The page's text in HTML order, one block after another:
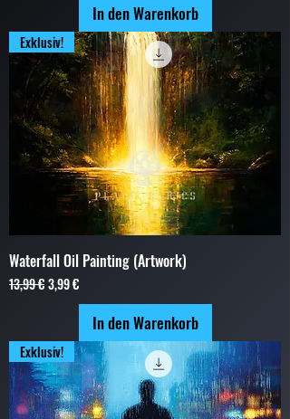
In den Warenkorb
Exklusiv!
Waterfall Oil Painting (Artwork)
Standardpreis
13,99 €Sale-Preis
3,99 €
In den Warenkorb
Exklusiv!